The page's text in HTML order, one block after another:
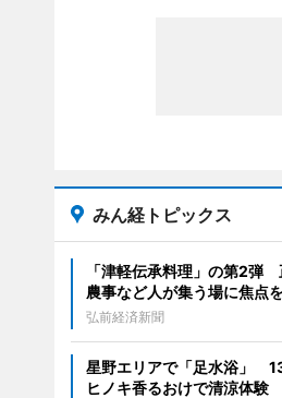
みん経トピックス
「津軽伝承料理」の第2弾
農事など人が集う場に焦点
弘前経済新聞
星野エリアで「足水浴」
ヒノキ香るおけで清涼体験